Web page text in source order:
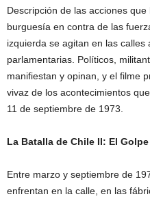
Descripción de las acciones
burguesí­a en contra de las
izquierda se agitan en las
parlamentarias. Polí­ticos,
manifiestan y opinan, y el filme
vivaz de los acontecimientos
11 de septiembre de 1973.
La Batalla de Chile II: El
Entre marzo y septiembre de
enfrentan en la calle, en las